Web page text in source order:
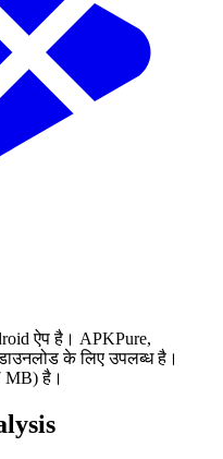
ऐप है। APKPure,
के लिए उपलब्ध है।
MB) है।